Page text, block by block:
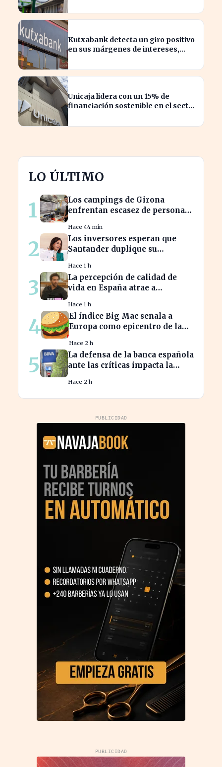
Kutxabank detecta un giro positivo
en sus márgenes de intereses,
Unicaja lidera con un 15% de
financiación sostenible en el sector
LO ÚLTIMO
1
Los campings de Girona
enfrentan escasez de personal
cubrirla
Hace 44 min
2
Los inversores esperan que
Santander duplique su
GVC Gaesco
Hace 1 h
3
La percepción de calidad de
vida en España atrae a
más altos
Hace 1 h
4
El índice Big Mac señala a
Europa como epicentro de la
Hace 2 h
5
La defensa de la banca española
ante las críticas impacta la
hipotecario
Hace 2 h
PUBLICIDAD
PUBLICIDAD